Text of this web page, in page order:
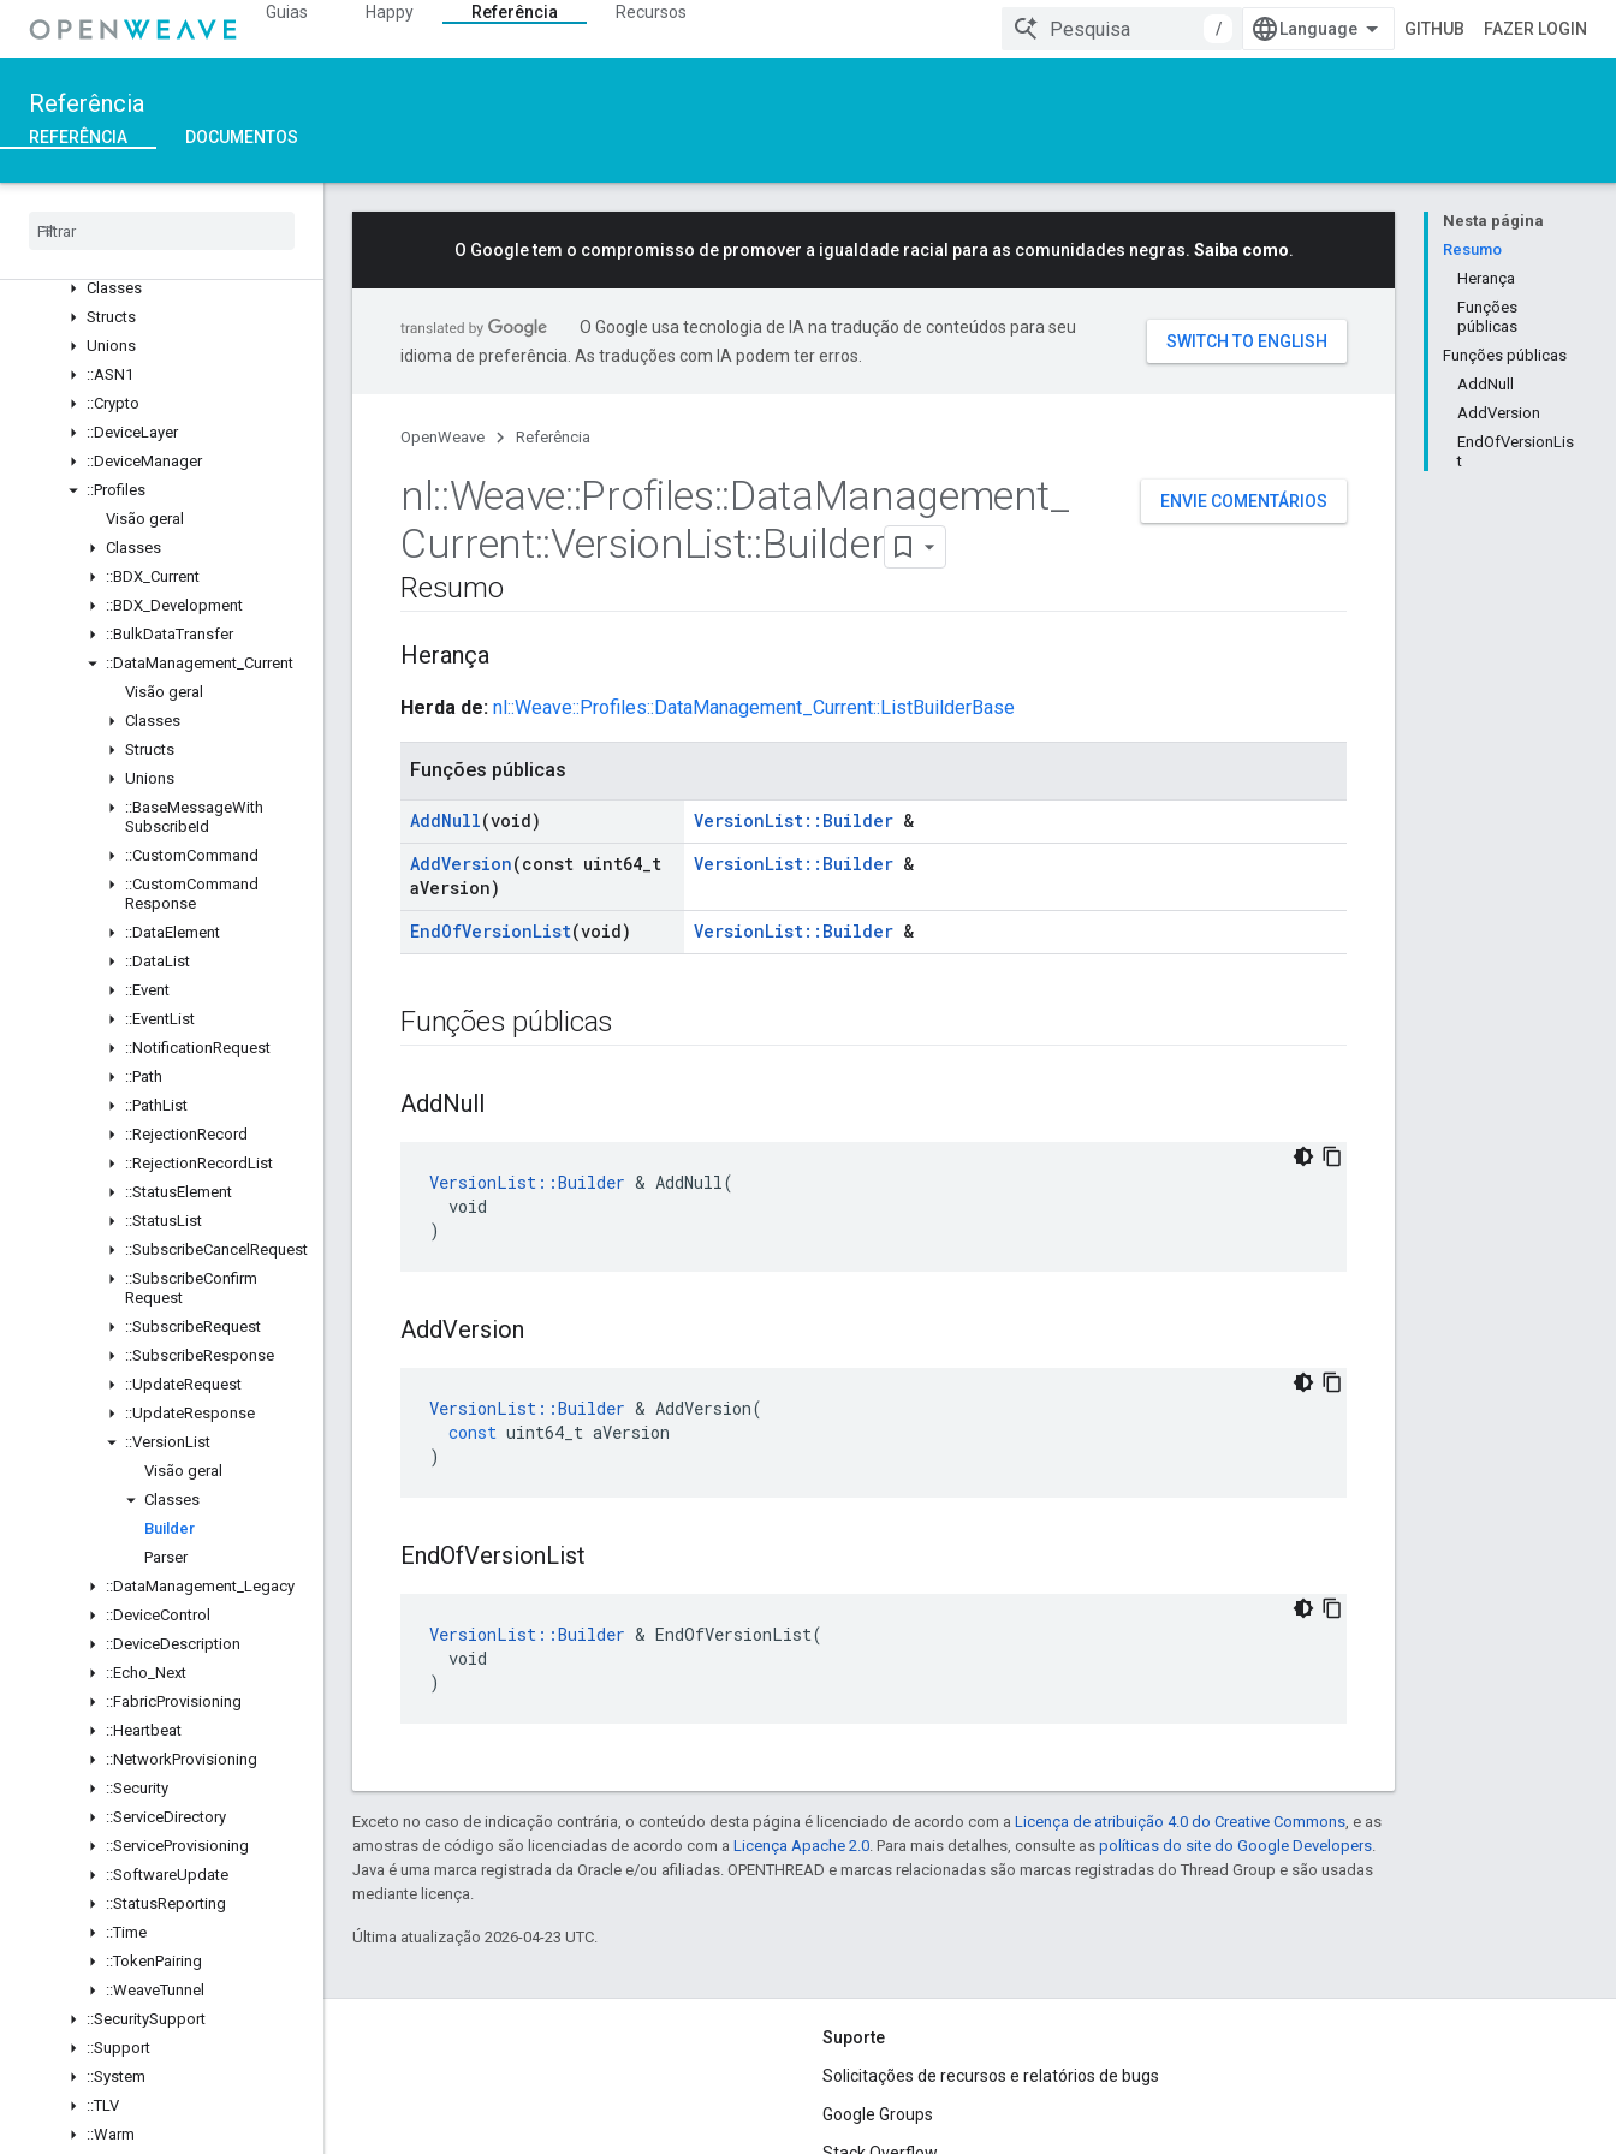
Guias Happy Referência
Recursos
/
GITHUB FAZER LOGIN
Referência
REFERÊNCIA DOCUMENTOS
Overview
::nl
Structs
::ArgParser
::Weave
Classes
Structs
Unions
::ASN1
::Crypto
::DeviceLayer
::DeviceManager
::Profiles
Visão geral
Classes
::BDX Current
::BDX Development
::BulkDataTransfer
::DataManagement Current
Visão geral
Classes
Structs
Unions
::BaseMessageWith
SubscribeId
::CustomCommand
::CustomCommand
Response
::DataElement
::DataList
::Event
::EventList
::NotificationRequest
::Path
::PathList
::RejectionRecord
::RejectionRecordList
::StatusElement
::StatusList
::SubscribeCancel Request
::SubscribeConfirm
Request
::SubscribeRequest
::SubscribeResponse
::UpdateRequest
::UpdateResponse
::VersionList
Visão geral
Classes
Builder
Parser
::DataManagement Legacy
::DeviceControl
::DeviceDescription
::Echo Next
::FabricProvisioning
::Heartbeat
::NetworkProvisioning
::Security
::ServiceDirectory
::ServiceProvisioning
::SoftwareUpdate
::StatusReporting
::Time
::TokenPairing
::WeaveTunnel
::SecuritySupport
::Support
::System
::TLV
::Warm
Nesta página
Resumo
Herança
Funções
públicas
Funções públicas
AddNull
AddVersion
EndOfVersionLis
t
O Google tem o compromisso de promover a igualdade racial para as comunidades negras. Saiba como.
O Google usa tecnologia de IA na tradução de conteúdos para seu
idioma de preferência. As traduções com IA podem ter erros.
OpenWeave Referência
ENVIE COMENTÁRIOS
nl::Weave::Profiles::DataManagement
Current::VersionList::Builder
Resumo
Herança
Herda de: nl::Weave::Profiles::DataManagement_Current::ListBuilderBase
Funções públicas
AddNull(void) VersionList::Builder &
AddVersion(const uint64 t
aVersion)
VersionList::Builder &
EndOfVersionList(void) VersionList::Builder &
Funções públicas
AddNull
VersionList::Builder & AddNull(
  void
)
AddVersion
VersionList ::Builder & AddVersion(
const uint64_t aVersion
)
EndOfVersionList
VersionList::Builder & EndOfVersionList(
  void
)
Exceto no caso de indicação contrária, o conteúdo desta página é licenciado de acordo com a Licença de atribuição 4.0 do Creative Commons, e as
amostras de código são licenciadas de acordo com a Licença Apache 2.0. Para mais detalhes, consulte as políticas do site do Google Developers.
Java é uma marca registrada da Oracle e/ou afiliadas. OPENTHREAD e marcas relacionadas são marcas registradas do Thread Group e são usadas
mediante licença.
Última atualização 2026-04-23 UTC.
OpenWeave
Happy
Suporte
Solicitações de recursos e relatórios de bugs
Google Groups